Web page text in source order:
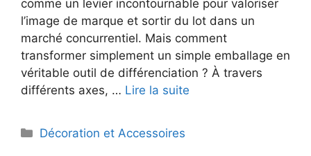
comme un levier incontournable pour valoriser
l’image de marque et sortir du lot dans un
marché concurrentiel. Mais comment
transformer simplement un simple emballage en
véritable outil de différenciation ? À travers
différents axes, … Lire la suite
Catégories
Décoration et Accessoires